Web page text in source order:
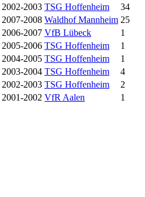
2002-2003 TSG Hoffenheim
34
2007-2008 Waldhof Mannheim 25
2006-2007 VfB Lübeck
1
2005-2006 TSG Hoffenheim
1
2004-2005 TSG Hoffenheim
1
2003-2004 TSG Hoffenheim
4
2002-2003 TSG Hoffenheim
2
2001-2002 VfR Aalen 1